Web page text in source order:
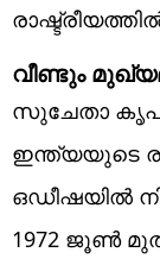
വീണ്ടും
സുചേതാ
ഇന്ത്യയുടെ
ഒഡീഷയിൽ
1972 ജൂൺ